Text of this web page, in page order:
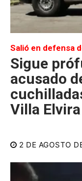
Salió en defensa
Sigue
acusado
Villa Elvira
2 DE AGOSTO